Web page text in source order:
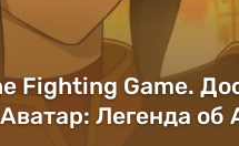
Fighting Game.
Легенда об